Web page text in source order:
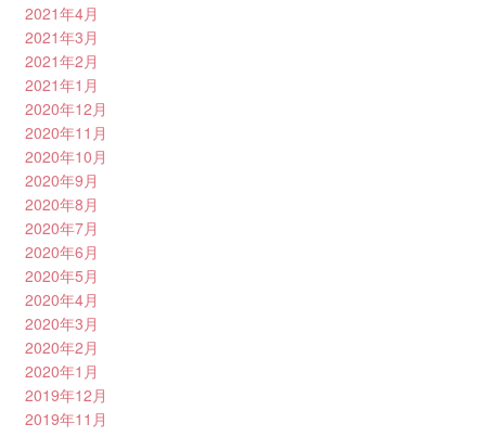
2021年4月
2021年3月
2021年2月
2021年1月
2020年12月
2020年11月
2020年10月
2020年9月
2020年8月
2020年7月
2020年6月
2020年5月
2020年4月
2020年3月
2020年2月
2020年1月
2019年12月
2019年11月